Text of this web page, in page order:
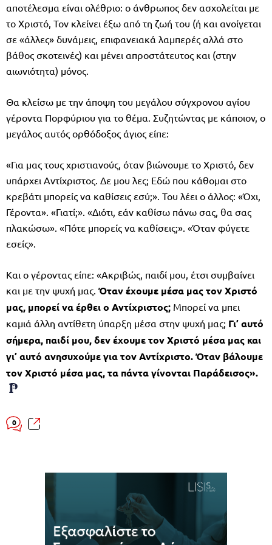
αποτέλεσμα είναι ολέθριο: ο άνθρωπος δεν ασχολείται με
το Χριστό, Τον κλείνει έξω από τη ζωή του (ή και ανοίγεται
σε «άλλες» δυνάμεις, επιφανειακά λαμπερές αλλά στο
βάθος σκοτεινές) και μένει απροστάτευτος και (στην
αιωνιότητα) μόνος.
Θα κλείσω με την άποψη του μεγάλου σύγχρονου αγίου
γέροντα Πορφύριου για το θέμα. Συζητώντας με κάποιον, ο
μεγάλος αυτός ορθόδοξος άγιος είπε:
«Για μας τους χριστιανούς, όταν βιώνουμε το Χριστό, δεν
υπάρχει Αντίχριστος. Δε μου λες; Εδώ που κάθομαι στο
κρεβάτι μπορείς να καθίσεις εσύ;». Του λέει ο άλλος: «Όχι,
Γέροντα». «Γιατί;». «Διότι, εάν καθίσω πάνω σας, θα σας
πλακώσω». «Πότε μπορείς να καθίσεις;». «Όταν φύγετε
εσείς».
Και ο γέροντας είπε: «Ακριβώς, παιδί μου, έτσι συμβαίνει
και με την ψυχή μας. Όταν έχουμε μέσα μας τον Χριστό
μας, μπορεί να έρθει ο Αντίχριστος; Μπορεί να μπει
καμιά άλλη αντίθετη ύπαρξη μέσα στην ψυχή μας; Γι’ αυτό
σήμερα, παιδί μου, δεν έχουμε τον Χριστό μέσα μας και
γι’ αυτό ανησυχούμε για τον Αντίχριστο. Όταν βάλουμε
τον Χριστό μέσα μας, τα πάντα γίνονται Παράδεισος».
0